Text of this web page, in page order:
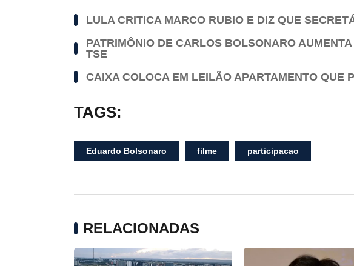
LULA CRITICA MARCO RUBIO E DIZ QUE
PATRIMÔNIO DE CARLOS BOLSONARO
TSE
CAIXA COLOCA EM LEILÃO APARTAMENTO QUE
TAGS:
Eduardo Bolsonaro filme participacao
RELACIONADAS